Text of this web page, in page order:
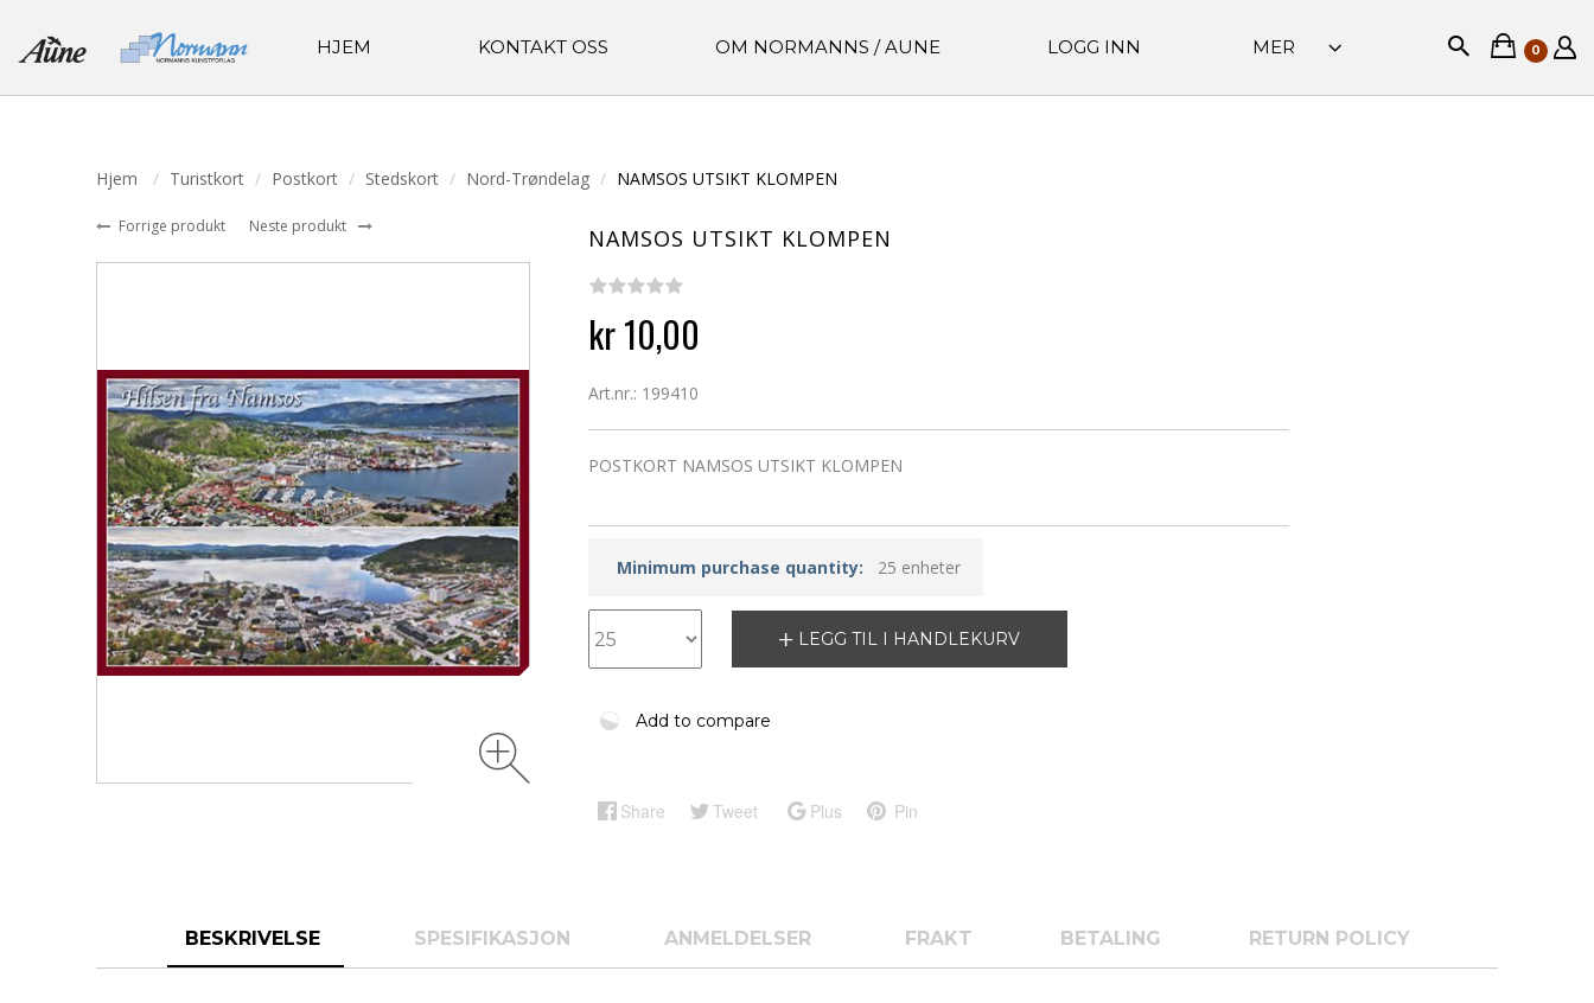
HJEM KONTAKT OSS OM NORMANNS / AUNE LOGG INN MER 0
Hjem Turistkort Postkort Stedskort Nord-Trøndelag NAMSOS UTSIKT KLOMPEN
Forrige produkt Neste produkt NAMSOS UTSIKT KLOMPEN
kr 10,00
Art.nr.: 199410
POSTKORT NAMSOS UTSIKT KLOMPEN
Minimum purchase quantity: 25 enheter
LEGG TIL I HANDLEKURV
Add to compare
Share Tweet Plus Pin
BESKRIVELSE SPESIFIKASJON ANMELDELSER FRAKT BETALING RETURN POLICY